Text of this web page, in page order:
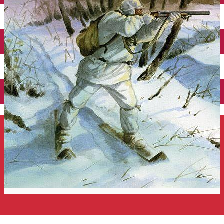
English
Închirieri auto
Închirieri de biciclete